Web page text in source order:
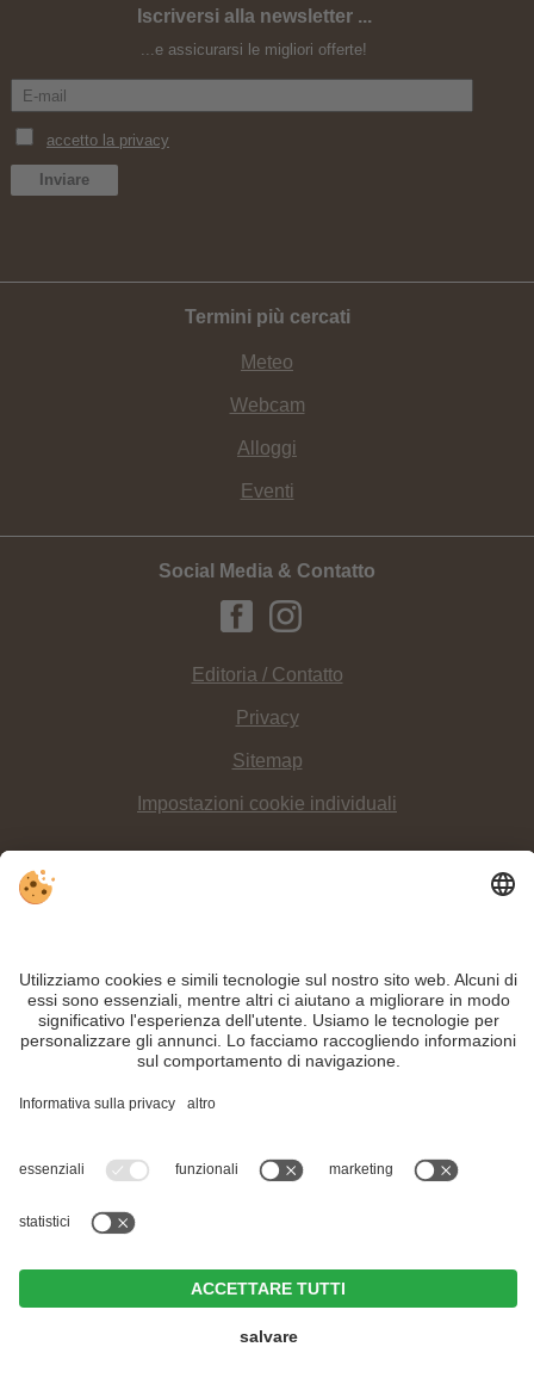
Hotel Weißes Rössl
Happy Birthday
Iscriversi alla newsletter ...
...e assicurarsi le migliori offerte!
Termini più cercati
Meteo
Webcam
Alloggi
Eventi
Social Media & Contatto
Editoria / Contatto
Privacy
Sitemap
Impostazioni cookie individuali
INFO:
Nonostante il lavoro accurato e il costante aggiornamento dei contenuti, si
possono verificare errori. Non garantiamo la correttezza e la completezza di